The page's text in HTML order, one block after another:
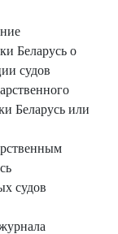
Беларусь о
судов
Беларусь или
судов